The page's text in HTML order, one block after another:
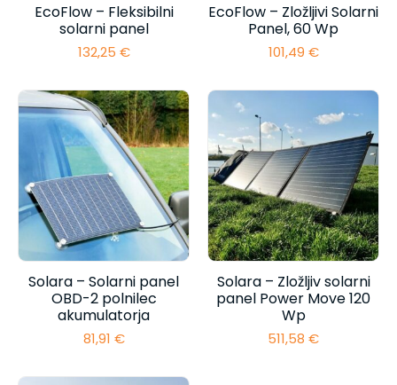
EcoFlow – Fleksibilni
solarni panel
132,25 €
EcoFlow – Zložljivi Solarni
Panel, 60 Wp
101,49 €
Solara – Solarni panel
OBD-2 polnilec
akumulatorja
81,91 €
Solara – Zložljiv solarni
panel Power Move 120
Wp
511,58 €